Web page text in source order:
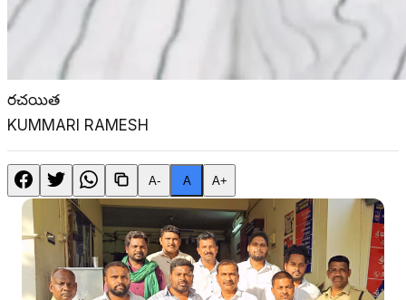
రచయిత
KUMMARI RAMESH
A- A A+